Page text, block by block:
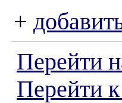
+
Перейти
Перейти